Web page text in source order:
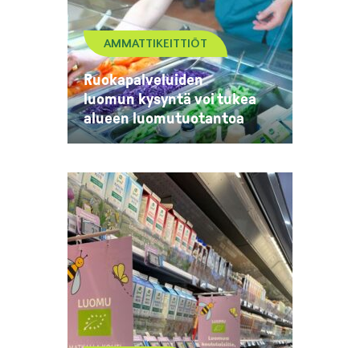
AMMATTIKEITTIÖT
Ruokapalveluiden
luomun kysyntä voi tukea
alueen luomutuotantoa